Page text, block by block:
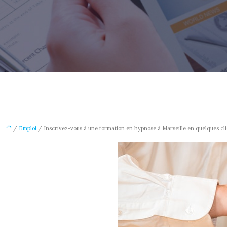
/ Emploi / Inscrivez-vous à une formation en hypnose à Marseille en quelques